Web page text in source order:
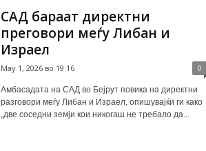
САД бараат директни
преговори меѓу Либан и
Израел
May 1, 2026 во 19:16 0
Амбасадата на САД во Бејрут повика на директни
разговори меѓу Либан и Израел, опишувајќи ги како
„две соседни земји кои никогаш не требало да...